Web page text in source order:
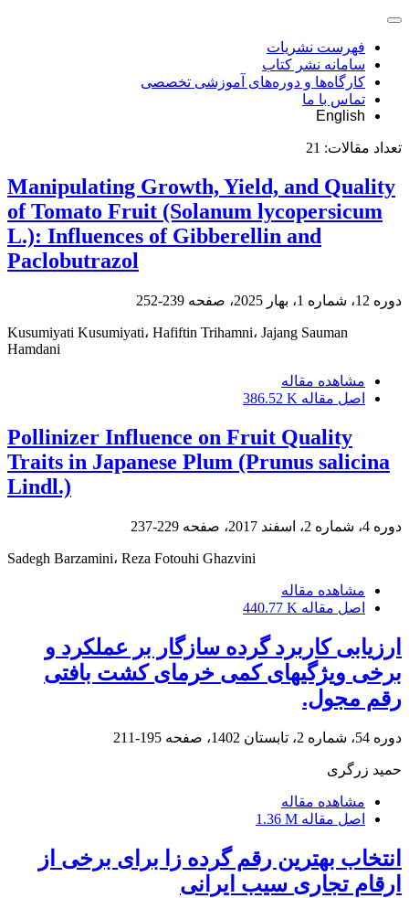
فهرست نشریات
سامانه نشر کتاب
کارگاه‌ها و دوره‌های آموزشی تخصصی
تماس با ما
English
تعداد مقالات: 21
Manipulating Growth, Yield, and Quality
of Tomato Fruit (Solanum lycopersicum
L.): Influences of Gibberellin and
Paclobutrazol
دوره 12، شماره 1، بهار 2025، صفحه 239-252
Kusumiyati Kusumiyati، Hafiftin Trihamni، Jajang Sauman
Hamdani
مشاهده مقاله
اصل مقاله 386.52 K
Pollinizer Influence on Fruit Quality
Traits in Japanese Plum (Prunus salicina
Lindl.)
دوره 4، شماره 2، اسفند 2017، صفحه 229-237
Sadegh Barzamini، Reza Fotouhi Ghazvini
مشاهده مقاله
اصل مقاله 440.77 K
ارزیابی کاربرد گرده سازگار بر عملکرد و
برخی ویژگیهای کمی خرمای کشت بافتی
رقم مجول.
دوره 54، شماره 2، تابستان 1402، صفحه 195-211
حمید زرگری
مشاهده مقاله
اصل مقاله 1.36 M
انتخاب بهترین رقم گرده زا برای برخی از
ارقام تجاری سیب ایرانی